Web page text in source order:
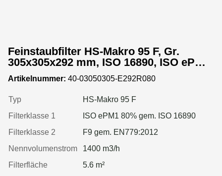
Feinstaubfilter HS-Makro 95 F, Gr.
305x305x292 mm, ISO 16890, ISO ePM1
80%, Rahmen: MDF, Dichtung: einseitig,
geschäumt
Artikelnummer: 40-03050305-E292R080
Typ
HS-Makro 95 F
Filterklasse 1
ISO ePM1 80% gem. ISO 16890
Filterklasse 2
F9 gem. EN779:2012
Nennvolumenstrom
1400 m3/h
Filterfläche
5.6 m²